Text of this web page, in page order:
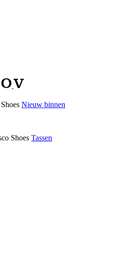
Nieuw binnen
Tassen